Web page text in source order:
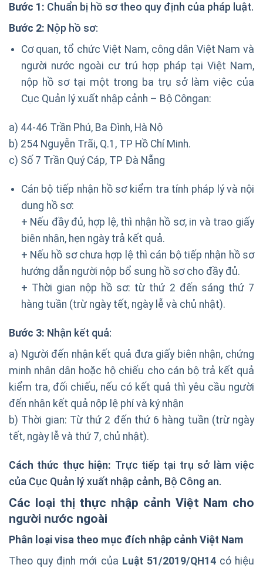
Bước 1: Chuẩn bị hồ sơ theo quy định của pháp luật.
Bước 2: Nộp hồ sơ:
Cơ quan, tổ chức Việt Nam, công dân Việt Nam và
người nước ngoài cư trú hợp pháp tại Việt Nam,
nộp hồ sơ tại một trong ba trụ sở làm việc của
Cục Quản lý xuất nhập cảnh – Bộ Côngan:
a) 44-46 Trần Phú, Ba Đình, Hà Nộ
b) 254 Nguyễn Trãi, Q.1, TP Hồ Chí Minh.
c) Số 7 Trần Quý Cáp, TP Đà Nẵng
Cán bộ tiếp nhận hồ sơ kiểm tra tính pháp lý và nội
dung hồ sơ:
+ Nếu đầy đủ, hợp lệ, thì nhận hồ sơ, in và trao giấy
biên nhận, hẹn ngày trả kết quả.
+ Nếu hồ sơ chưa hợp lệ thì cán bộ tiếp nhận hồ sơ
hướng dẫn người nộp bổ sung hồ sơ cho đầy đủ.
+ Thời gian nộp hồ sơ: từ thứ 2 đến sáng thứ 7
hàng tuần (trừ ngày tết, ngày lễ và chủ nhật).
Bước 3: Nhận kết quả:
a) Người đến nhận kết quả đưa giấy biên nhận, chứng
minh nhân dân hoặc hộ chiếu cho cán bộ trả kết quả
kiểm tra, đối chiếu, nếu có kết quả thì yêu cầu người
đến nhận kết quả nộp lệ phí và ký nhận
b) Thời gian: Từ thứ 2 đến thứ 6 hàng tuần (trừ ngày
tết, ngày lễ và thứ 7, chủ nhật).
Cách thức thực hiện: Trực tiếp tại trụ sở làm việc
của Cục Quản lý xuất nhập cảnh, Bộ Công an.
Các loại thị thực nhập cảnh Việt Nam cho
người nước ngoài
Phân loại visa theo mục đích nhập cảnh Việt Nam
Theo quy định mới của Luật 51/2019/QH14có hiệu